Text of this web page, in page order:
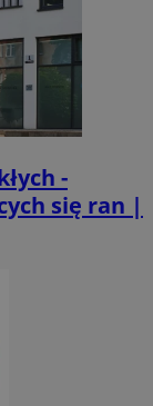
-
się ran |
29 minut 53